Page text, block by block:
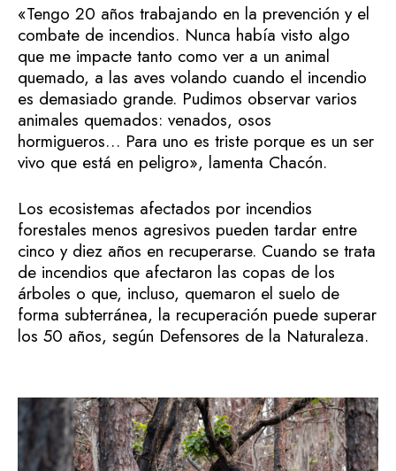
«Tengo 20 años trabajando en la prevención y el
combate de incendios. Nunca había visto algo
que me impacte tanto como ver a un animal
quemado, a las aves volando cuando el incendio
es demasiado grande. Pudimos observar varios
animales quemados: venados, osos
hormigueros… Para uno es triste porque es un ser
vivo que está en peligro», lamenta Chacón.
Los ecosistemas afectados por incendios
forestales menos agresivos pueden tardar entre
cinco y diez años en recuperarse. Cuando se trata
de incendios que afectaron las copas de los
árboles o que, incluso, quemaron el suelo de
forma subterránea, la recuperación puede superar
los 50 años, según Defensores de la Naturaleza.